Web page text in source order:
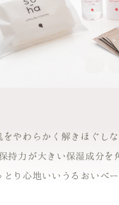
をやわらかく解きほぐし
持力が大きい保湿成分を
とり心地いいうるおいベ